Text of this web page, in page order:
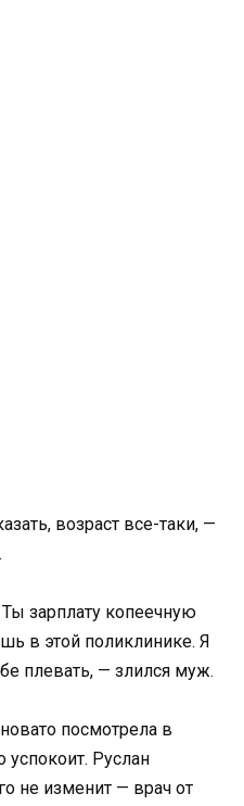
возраст все-таки, —
зарплату копеечную
в этой поликлинике. Я
плевать, — злился муж.
посмотрела в
успокоит. Руслан
не изменит — врач от